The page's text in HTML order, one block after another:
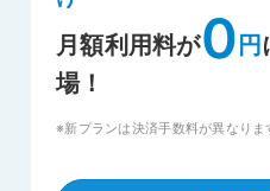
月額利用料が0 円
場！
※新プランは決済手数料が異なりま